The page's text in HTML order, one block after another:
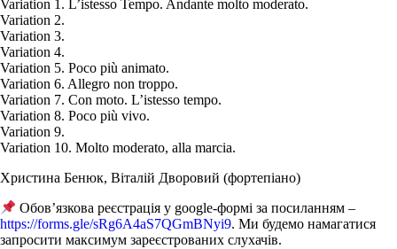
Variation 1. L’istesso Tempo. Andante molto moderato.
Variation 2.
Variation 3.
Variation 4.
Variation 5. Poco più animato.
Variation 6. Allegro non troppo.
Variation 7. Con moto. L’istesso tempo.
Variation 8. Poco più vivo.
Variation 9.
Variation 10. Molto moderato, alla marcia.
Христина Бенюк, Віталій Дворовий (фортепіано)
Обов’язкова реєстрація у google-формі за посиланням –
https://forms.gle/sRg6A4aS7QGmBNyi9. Ми будемо намагатися
запросити максимум зареєстрованих слухачів.